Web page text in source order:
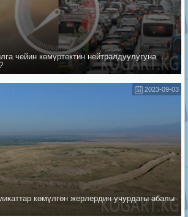
чейин көмүртектин нейтралдуулугуна
2023-09-03
көмүлгөн жерлердин учурдагы абалы